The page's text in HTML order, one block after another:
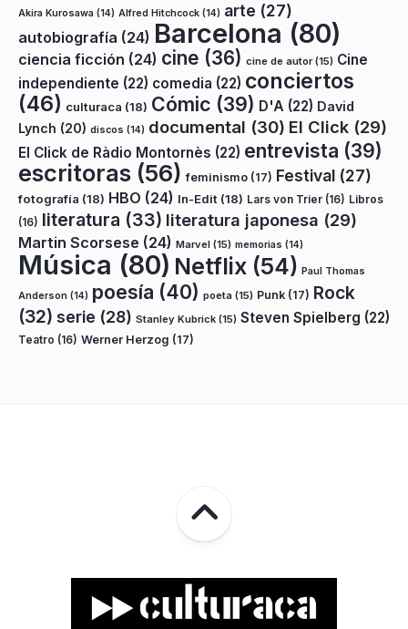
Akira Kurosawa (14) Alfred Hitchcock (14) arte (27)
autobiografía (24) Barcelona (80)
ciencia ficción (24) cine (36) cine de autor(15) Cine
independiente (22) comedia (22) conciertos
(46) culturaca (18) Cómic (39) D'A (22) David
Lynch (20) discos (14) documental (30) El Click (29)
El Click de Ràdio Montornès (22) entrevista (39)
escritoras (56) feminismo (17) Festival (27)
fotografía (18) HBO (24) In-Edit (18) Lars von Trier (16) Libros
(16) literatura (33) literatura japonesa (29)
Martin Scorsese (24) Marvel (15) memorias (14)
Música (80) Netflix (54) Paul Thomas
Anderson (14) poesía (40) poeta (15) Punk (17) Rock
(32) serie (28) Stanley Kubrick (15) Steven Spielberg (22)
Teatro (16) Werner Herzog (17)